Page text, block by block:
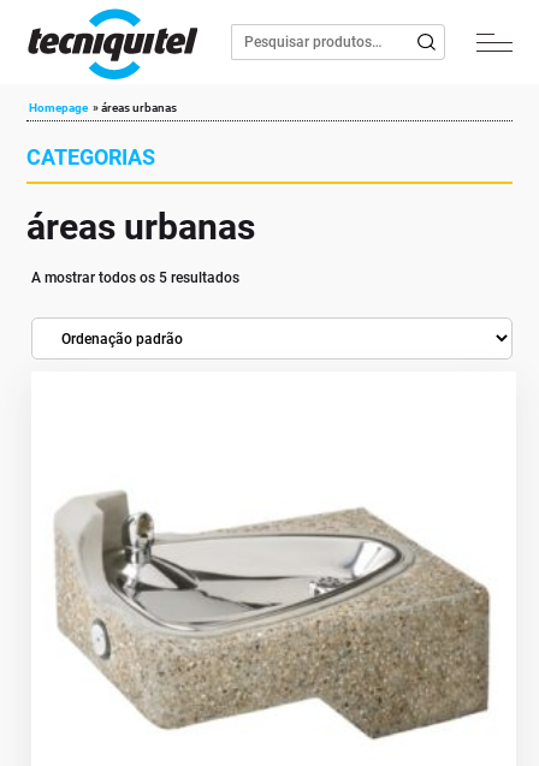
Homepage »áreas urbanas
CATEGORIAS
áreas urbanas
A mostrar todos os 5 resultados